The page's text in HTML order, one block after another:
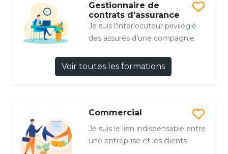
Gestionnaire de
contrats d'assurance
Je suis l'interlocuteur privilégié
des assurés d'une compagnie.
Voir toutes les formations
Commercial
Je suis le lien indispensable entre
une entreprise et les clients